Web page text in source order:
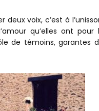
voix, c’est à
qu’elles ont pour
de témoins, garantes